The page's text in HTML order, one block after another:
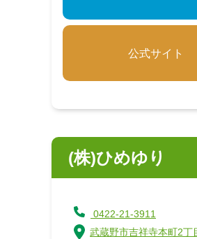
公式サイト
(株)ひめゆり
0422-21-3911
武蔵野市吉祥寺本町2丁